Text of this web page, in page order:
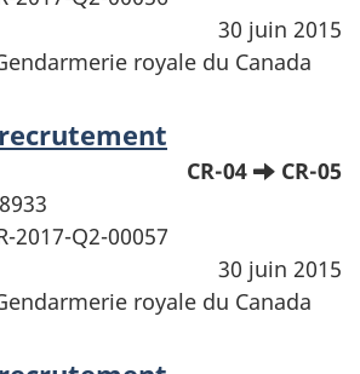
30 juin 2015
royale du Canada
CR-04
CR-05
2017-Q2-00057
30 juin 2015
royale du Canada